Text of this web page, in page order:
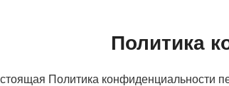
Политика
Политика конфиденциальности